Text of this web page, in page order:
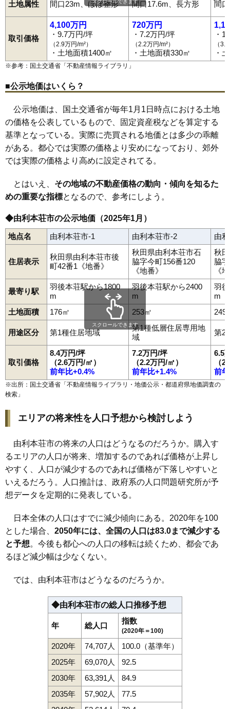
土地属性 間口23m、ほぼ整形 間口17.6m、長方形 間
取引価格
4,100万円
・9.7万円/坪
（2.9万円/m²）
・土地面積1400㎡
720万円
・7.2万円/坪
（2.2万円/m²）
・土地面積330㎡
・
（
・
スクロールできます
※参考：国土交通省「不動産情報ライブラリ 」
■公示地価はいくら？
公示地価は、国土交通省が毎年1月1日時点における土地
の価格を公表しているもので、固定資産税などを算定する
基準となっている。実際に売買される地価とは多少の乖離
がある。都心では実際の価格より安めになっており、郊外
では実際の価格より高めに設定されてる。
とはいえ、 その地域の不動産価格の動向・傾向を知るた
めの重要な指標となるので、参考にしよう。
◆由利本荘市の公示地価（2025年1月）
地点名 由利本荘市-1 由利本荘市-2 由
住居表示
秋田県由利本荘市後
町42番1《地番》
秋田県由利本荘市石
脇字今町156番120
《地番》
秋
脇
《
最寄り駅
羽後本荘駅から1800
m
羽後本荘駅から2400
m
羽
m
土地面積
176㎡ 253㎡ 249
用途区分 第1種住居地域
第1種低層住居専用地
域
第2
取引価格
8.4万円/坪
（2.6万円/㎡）
前年比+0.4%
7.2万円/坪
（2.2万円/㎡）
前年比+1.4%
6.5
（
前
スクロールできます
※出所：国土交通省「不動産情報ライブラリ・地価公示・都道府県地価調査の
検索 」
エリアの将来性を人口予想から検討しよう
由利本荘市の将来の人口はどうなるのだろうか。購入す
るエリアの人口が将来、増加するのであれば価格が上昇し
やすく、人口が減少するのであれば価格が下落しやすいと
いえるだろう。人口推計は、政府系の人口問題研究所が予
想データを定期的に発表している。
日本全体の人口はすでに減少傾向にある。2020年を100
とした場合、 2050年には、全国の人口は83.0まで減少する
と予想。今後も都心への人口の移転は続くため、都会であ
るほど減少幅は少なくない。
では、由利本荘市はどうなるのだろうか。
◆由利本荘市の総人口推移予想
年 総人口
指数
(2020年＝100)
2020年 74,707人
100.0（基準年）
2025年
69,070人
92.5
2030年
63,391人
84.9
2035年
57,902人
77.5
神沢砂子下館鳥海町上笹子鳥海町百宅土谷鶴沼出戸町
西目町出戸 西目町西目 二番堰八幡下
東鮎川東梵天東由利老方 東由利舘合古雪町
前郷松街道 松ケ崎万願寺 矢島町城内矢島町立石
矢島町七日町矢島町元町 矢島町矢島町本荘
西目駅 羽後本荘駅羽後岩谷駅羽後亀田駅岩城みなと駅
道川駅薬師堂駅子吉駅鮎川駅前郷駅矢島駅